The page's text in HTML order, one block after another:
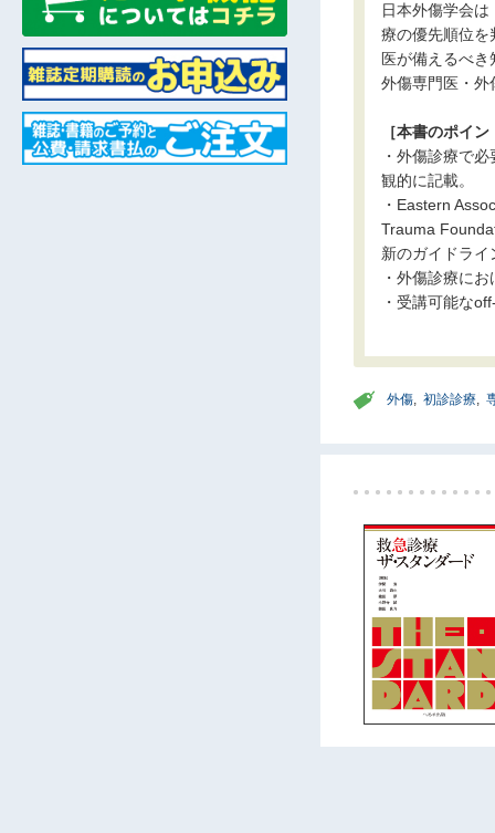
日本外傷学会
療の優先順位を
医が備えるべ
外傷専門医・外
［本書のポイン
・外傷診療で
観的に記載。
・Eastern
Trauma
新のガイドラ
・外傷診療に
・受講可能な
外傷, 初診診療,